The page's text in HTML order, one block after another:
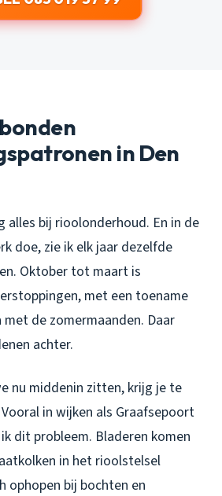
in Den
alles bij rioolonderhoud. En in de
doe, zie ik elk jaar dezelfde
Oktober tot maart is
met een toename
de zomermaanden. Daar
achter.
nu middenin zitten, krijg je te
in wijken als Graafsepoort
dit probleem. Bladeren komen
in het rioolstelsel
ophopen bij bochten en